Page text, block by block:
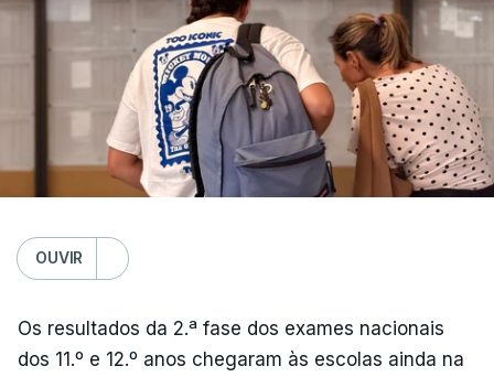
OUVIR
Os resultados da 2.ª fase dos exames nacionais
dos 11.º e 12.º anos chegaram às escolas ainda na